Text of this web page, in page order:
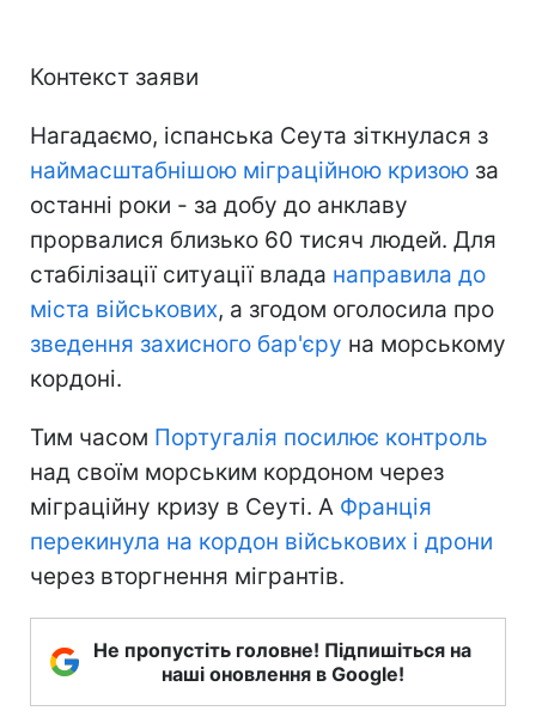
Контекст заяви
Нагадаємо, іспанська Сеута зіткнулася з
наймасштабнішою міграційною кризою за
останні роки - за добу до анклаву
прорвалися близько 60 тисяч людей. Для
стабілізації ситуації влада направила до
міста військових, а згодом оголосила про
зведення захисного бар'єру на морському
кордоні.
Тим часом Португалія посилює контроль
над своїм морським кордоном через
міграційну кризу в Сеуті. А Франція
перекинула на кордон військових і дрони
через вторгнення мігрантів.
Не пропустіть головне! Підпишіться на
наші оновлення в Google!